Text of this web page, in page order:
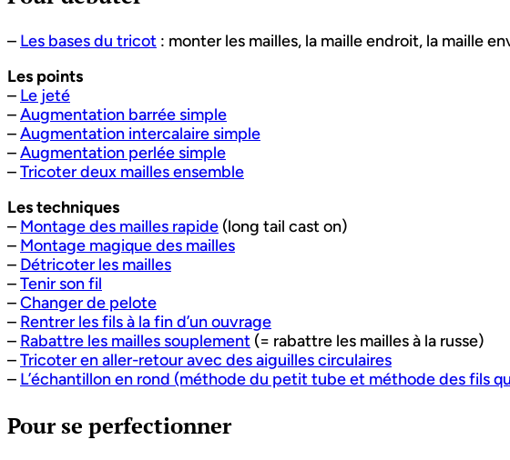
– Les bases du tricot : monter les mailles, la maille endroit, la maille
Les points
– Le jeté
–Augmentation barrée simple
–Augmentation intercalaire simple
–Augmentation perlée simple
–Tricoter deux mailles ensemble
Les techniques
– Montage des mailles rapide (long tail cast on)
– Montage magique des mailles
– Détricoter les mailles
–Tenir son fil
–Changer de pelote
– Rentrer les fils à la fin d’un ouvrage
– Rabattre les mailles souplement (= rabattre les mailles à la russe)
–Tricoter en aller-retour avec des aiguilles circulaires
– L’échantillon en rond (méthode du petit tube et méthode des fils
Pour se perfectionner